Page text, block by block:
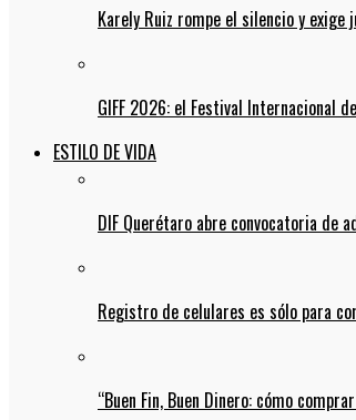
Karely Ruiz rompe el silencio y
GIFF 2026: el Festival Internacional
ESTILO DE VIDA
DIF Querétaro abre convocatoria de
Registro de celulares es sólo para
“Buen Fin, Buen Dinero: cómo